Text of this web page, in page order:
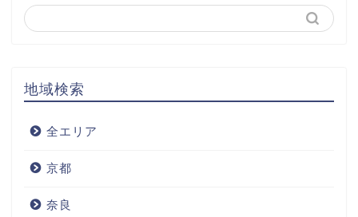
地域検索
全エリア
京都
奈良